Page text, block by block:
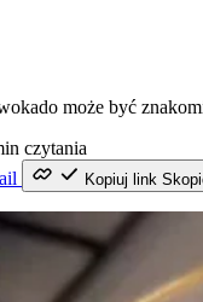
może być
czytania
Kopiuj link